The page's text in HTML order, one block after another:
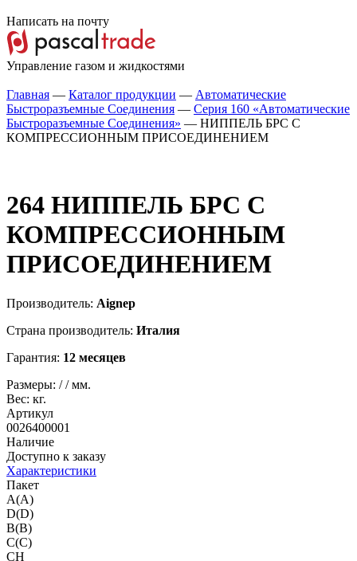
Написать на почту
Управление газом и жидкостями
Главная — Каталог продукции — Автоматические
Быстроразъемные Соединения — Серия 160 «Автоматические
Быстроразъемные Соединения» — НИППЕЛЬ БРС С
КОМПРЕССИОННЫМ ПРИСОЕДИНЕНИЕМ
264 НИППЕЛЬ БРС С
КОМПРЕССИОННЫМ
ПРИСОЕДИНЕНИЕМ
Производитель: Aignep
Страна производитель: Италия
Гарантия: 12 месяцев
Размеры: //мм.
Вес: кг.
Артикул
0026400001
Наличие
Доступно к заказу
Характеристики
Пакет
A(A)
D(D)
B(B)
C(C)
CH